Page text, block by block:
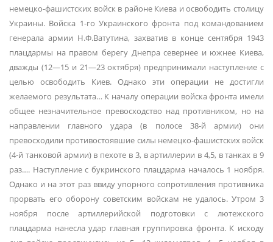
немецко-фашистских войск в районе Киева и освободить столицу
Украины. Войска 1-го Украинского фронта под командованием
генерала армии Н.Ф.Ватутина, захватив в конце сентября 1943
плацдармы на правом берегу Днепра севернее и южнее Киева,
дважды (12—15 и 21—23 октября) предпринимали наступление с
целью освободить Киев. Однако эти операции не достигли
желаемого результата… К началу операции войска фронта имели
общее незначительное превосходство над противником, но на
направлении главного удара (в полосе 38-й армии) они
превосходили противостоявшие силы немецко-фашистских войск
(4-й танковой армии) в пехоте в 3, в артиллерии в 4,5, в танках в 9
раз…. Наступление с букринского плацдарма началось 1 ноября.
Однако и на этот раз ввиду упорного сопротивления противника
прорвать его оборону советским войскам не удалось. Утром 3
ноября после артиллерийской подготовки с лютежского
плацдарма нанесла удар главная группировка фронта. К исходу